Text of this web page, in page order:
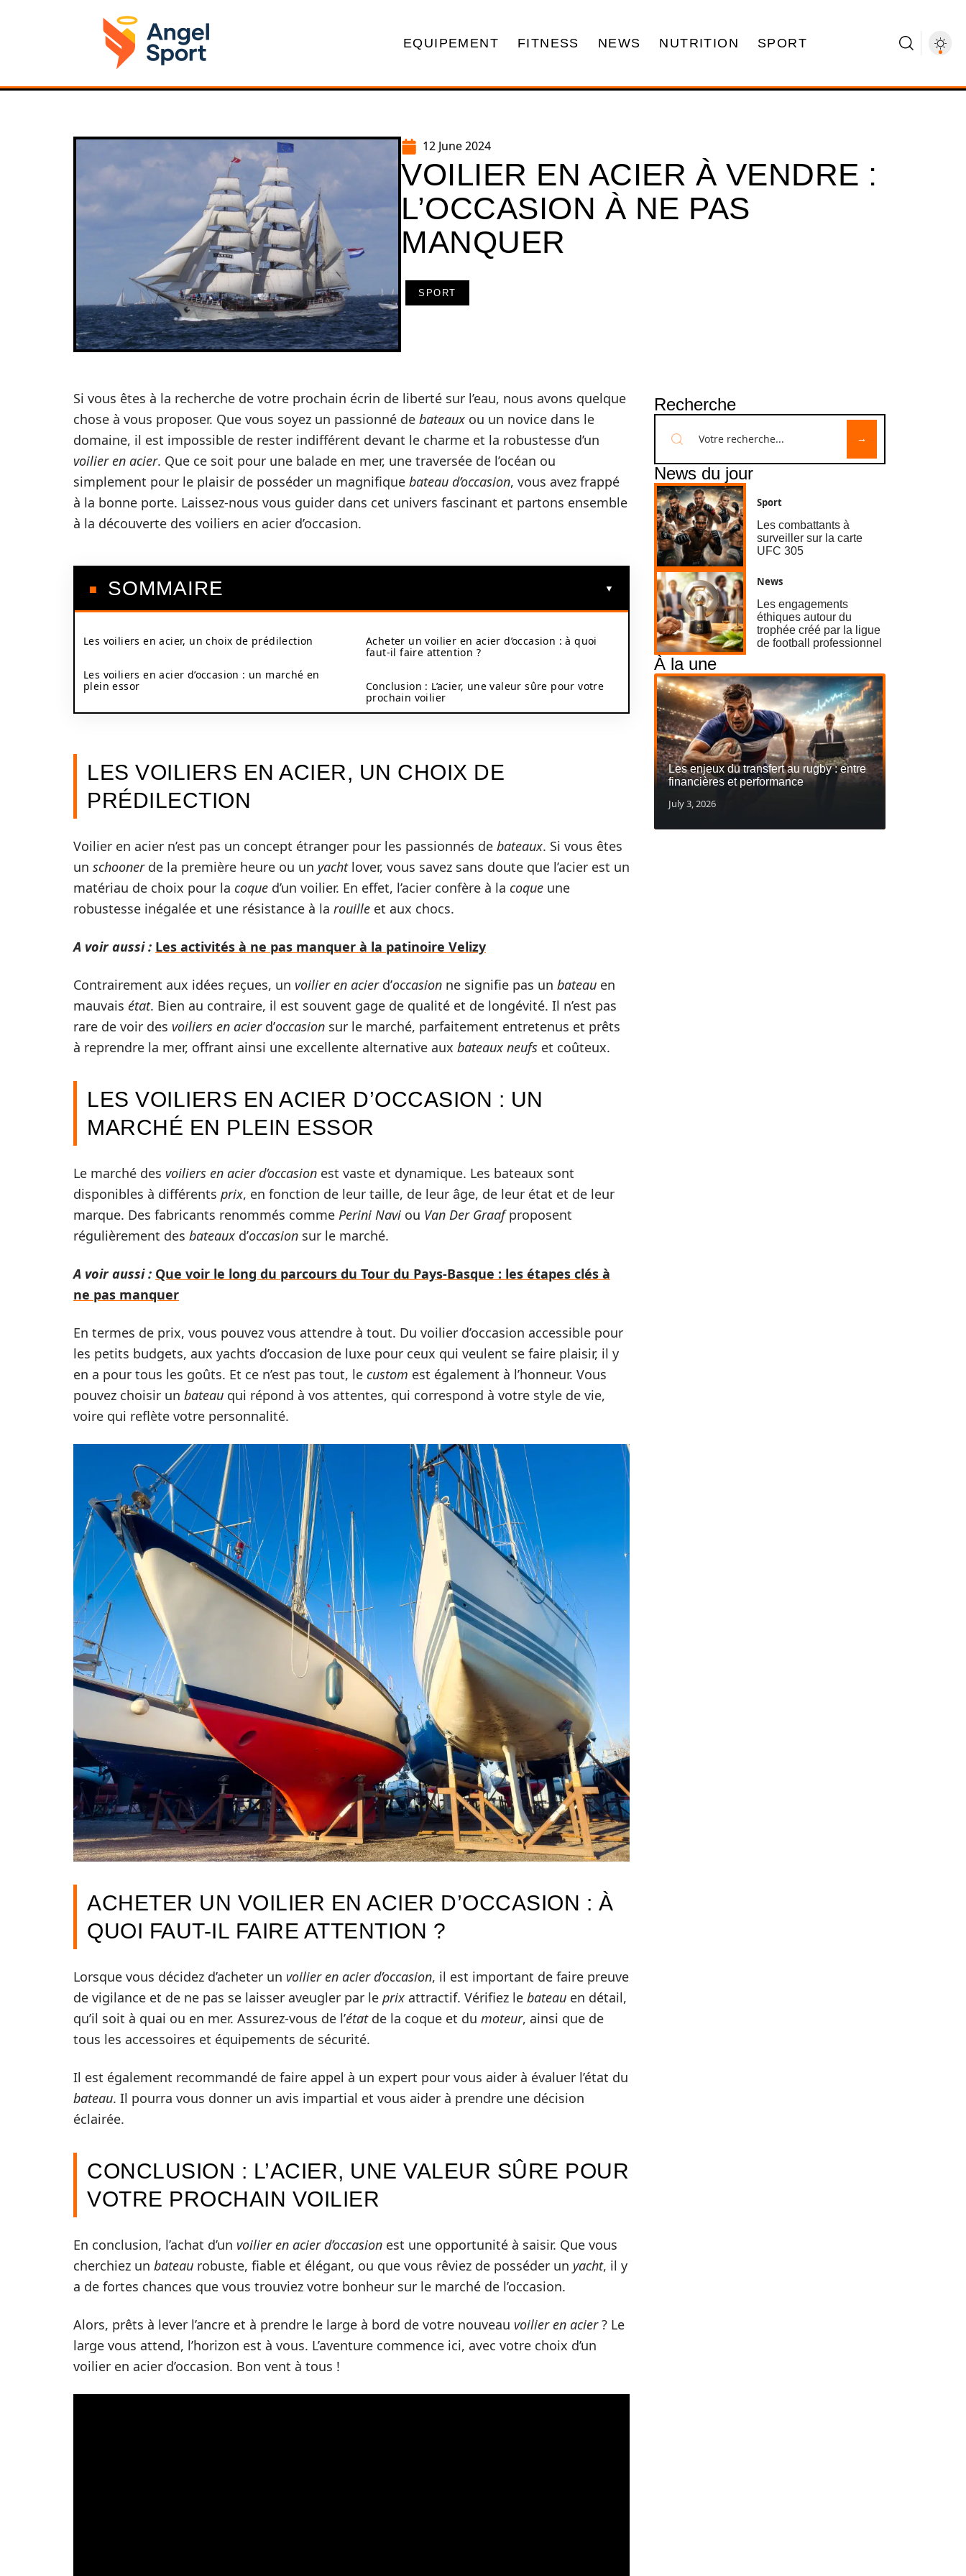
EQUIPEMENT FITNESS NEWS NUTRITION SPORT
12 June 2024
VOILIER EN ACIER À VENDRE :
L’OCCASION À NE PAS
MANQUER
SPORT
Si vous êtes à la recherche de votre prochain écrin de liberté sur l’eau, nous avons quelque
chose à vous proposer. Que vous soyez un passionné de bateaux ou un novice dans le
domaine, il est impossible de rester indifférent devant le charme et la robustesse d’un
voilier en acier. Que ce soit pour une balade en mer, une traversée de l’océan ou
simplement pour le plaisir de posséder un magnifique bateau d’occasion, vous avez frappé
à la bonne porte. Laissez-nous vous guider dans cet univers fascinant et partons ensemble
à la découverte des voiliers en acier d’occasion.
SOMMAIRE
Les voiliers en acier, un choix de prédilection
Les voiliers en acier d’occasion : un marché en
plein essor
Acheter un voilier en acier d’occasion : à quoi
faut-il faire attention ?
Conclusion : L’acier, une valeur sûre pour votre
prochain voilier
LES VOILIERS EN ACIER, UN CHOIX DE
PRÉDILECTION
Voilier en acier n’est pas un concept étranger pour les passionnés de bateaux. Si vous êtes
un schoonerde la première heure ou un yachtlover, vous savez sans doute que l’acier est un
matériau de choix pour la coque d’un voilier. En effet, l’acier confère à la coque une
robustesse inégalée et une résistance à la rouille et aux chocs.
A voir aussi : Les activités à ne pas manquer à la patinoire Velizy
Contrairement aux idées reçues, un voilier en acierd’occasion ne signifie pas un bateau en
mauvais état. Bien au contraire, il est souvent gage de qualité et de longévité. Il n’est pas
rare de voir des voiliers en acierd’occasion sur le marché, parfaitement entretenus et prêts
à reprendre la mer, offrant ainsi une excellente alternative aux bateaux neufs et coûteux.
LES VOILIERS EN ACIER D’OCCASION : UN
MARCHÉ EN PLEIN ESSOR
Le marché des voiliers en acier d’occasion est vaste et dynamique. Les bateaux sont
disponibles à différents prix, en fonction de leur taille, de leur âge, de leur état et de leur
marque. Des fabricants renommés comme Perini Navi ou Van Der Graafproposent
régulièrement des bateaux d’occasion sur le marché.
A voir aussi : Que voir le long du parcours du Tour du Pays-Basque : les étapes clés à
ne pas manquer
En termes de prix, vous pouvez vous attendre à tout. Du voilier d’occasion accessible pour
les petits budgets, aux yachts d’occasion de luxe pour ceux qui veulent se faire plaisir, il y
en a pour tous les goûts. Et ce n’est pas tout, le custom est également à l’honneur. Vous
pouvez choisir un bateau qui répond à vos attentes, qui correspond à votre style de vie,
voire qui reflète votre personnalité.
ACHETER UN VOILIER EN ACIER D’OCCASION : À
QUOI FAUT-IL FAIRE ATTENTION ?
Lorsque vous décidez d’acheter un voilier en acier d’occasion, il est important de faire preuve
de vigilance et de ne pas se laisser aveugler par le prix attractif. Vérifiez le bateau en détail,
qu’il soit à quai ou en mer. Assurez-vous de l’étatde la coque et du moteur, ainsi que de
tous les accessoires et équipements de sécurité.
Il est également recommandé de faire appel à un expert pour vous aider à évaluer l’état du
bateau. Il pourra vous donner un avis impartial et vous aider à prendre une décision
éclairée.
CONCLUSION : L’ACIER, UNE VALEUR SÛRE POUR
VOTRE PROCHAIN VOILIER
En conclusion, l’achat d’un voilier en acier d’occasion est une opportunité à saisir. Que vous
cherchiez un bateau robuste, fiable et élégant, ou que vous rêviez de posséder un yacht, il y
a de fortes chances que vous trouviez votre bonheur sur le marché de l’occasion.
Alors, prêts à lever l’ancre et à prendre le large à bord de votre nouveau voilier en acier? Le
large vous attend, l’horizon est à vous. L’aventure commence ici, avec votre choix d’un
voilier en acier d’occasion. Bon vent à tous !
Recherche
News du jour
Sport
Les combattants à
surveiller sur la carte
UFC 305
News
Les engagements
éthiques autour du
trophée créé par la ligue
de football professionnel
À la une
Les enjeux du transfert au rugby : entre
financières et performance
July 3, 2026